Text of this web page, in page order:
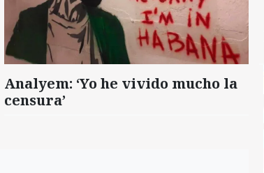
Analyem: ‘Yo he vivido mucho la
censura’